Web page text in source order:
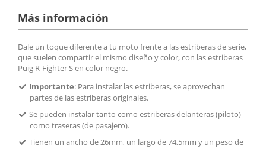
Más información
Dale un toque diferente a tu moto frente a las estriberas de serie,
que suelen compartir el mismo diseño y color, con las estriberas
Puig R-Fighter S en color negro.
Importante: Para instalar las estriberas, se aprovechan
partes de las estriberas originales.
Se pueden instalar tanto como estriberas delanteras (piloto)
como traseras (de pasajero).
Tienen un ancho de 26mm, un largo de 74,5mm y un peso de